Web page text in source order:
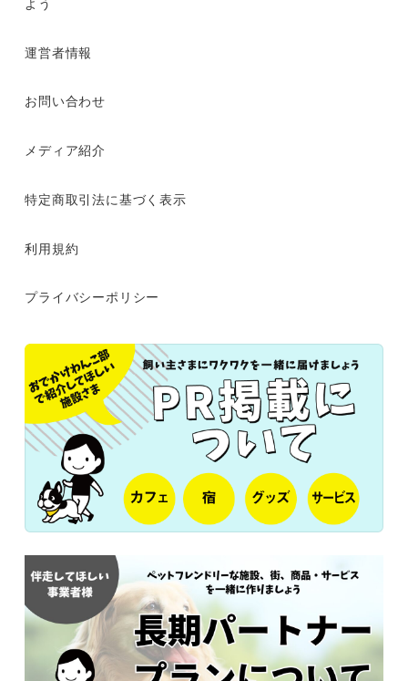
運営者情報
お問い合わせ
メディア紹介
特定商取引法に基づく表示
利用規約
プライバシーポリシー